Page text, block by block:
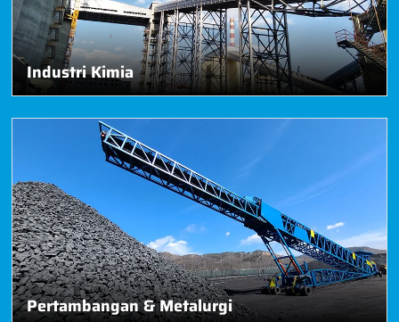
Industri Kimia
Pertambangan & Metalurgi